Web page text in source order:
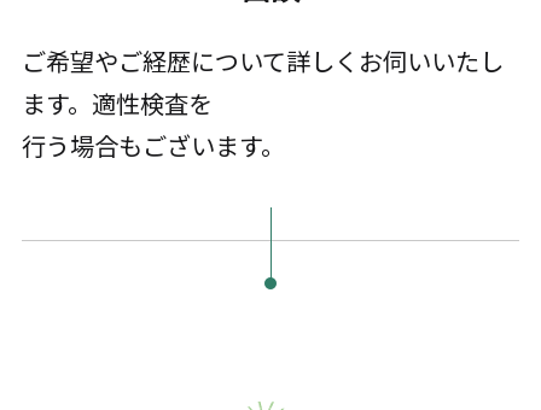
ご希望やご経歴について詳しくお伺いいたし
ます。適性検査を
行う場合もございます。